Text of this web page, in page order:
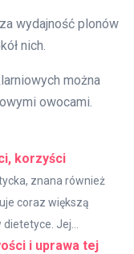
wydajność plonów
nich.
można
owocami.
korzyści
znana również
coraz większą
Jej...
i uprawa tej